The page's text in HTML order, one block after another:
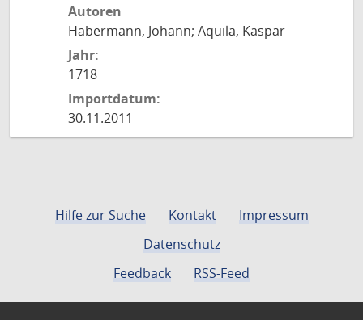
Autoren
Habermann, Johann; Aquila, Kaspar
Jahr:
1718
Importdatum:
30.11.2011
Hilfe zur Suche Kontakt
Impressum
Datenschutz
Feedback
RSS-Feed